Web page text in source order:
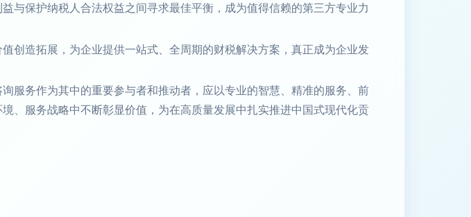
与保护纳税人合法权益之间寻求最佳平衡，成为值得信赖的第三方专业力
创造拓展，为企业提供一站式、全周期的财税解决方案，真正成为企业发
服务作为其中的重要参与者和推动者，应以专业的智慧、精准的服务、前
、服务战略中不断彰显价值，为在高质量发展中扎实推进中国式现代化贡